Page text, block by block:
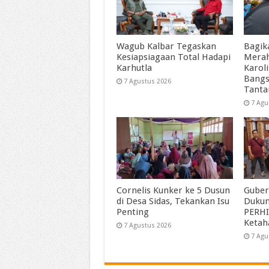
Wagub Kalbar Tegaskan
Kesiapsiagaan Total Hadapi
Karhutla
7 Agustus 2026
7
Cornelis Kunker ke 5 Dusun
di Desa Sidas, Tekankan Isu
Penting
7 Agustus 2026
7